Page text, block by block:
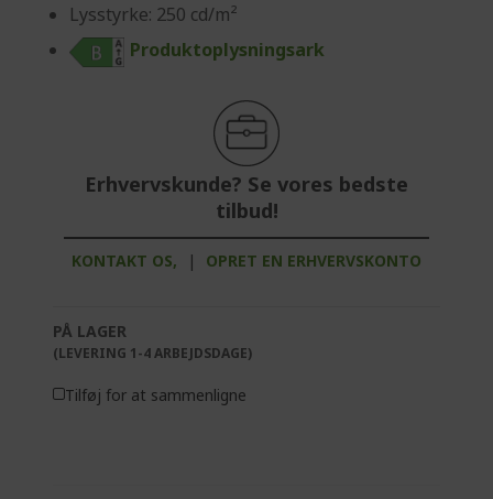
Lysstyrke: 250 cd/m²
Produktoplysningsark
Erhvervskunde? Se vores bedste
tilbud!
KONTAKT OS, | OPRET EN ERHVERVSKONTO
PÅ LAGER
(LEVERING 1-4 ARBEJDSDAGE)
Tilføj for at sammenligne